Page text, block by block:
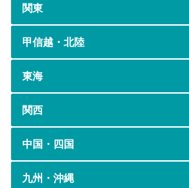
関東
甲信越・北陸
東海
関西
中国・四国
九州・沖縄